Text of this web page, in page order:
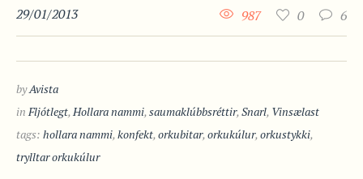
29/01/2013 6
0
987
byAvista
in Fljótlegt,Hollara nammi,saumaklúbbsréttir,Snarl, Vinsælast
tags: hollara nammi,konfekt,orkubitar,orkukúlur,orkustykki,
trylltar orkukúlur